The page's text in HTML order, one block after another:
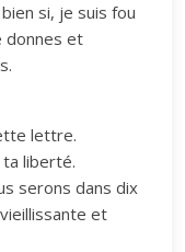
si, je suis fou
donnes et
lettre.
ta liberté.
serons dans dix
et